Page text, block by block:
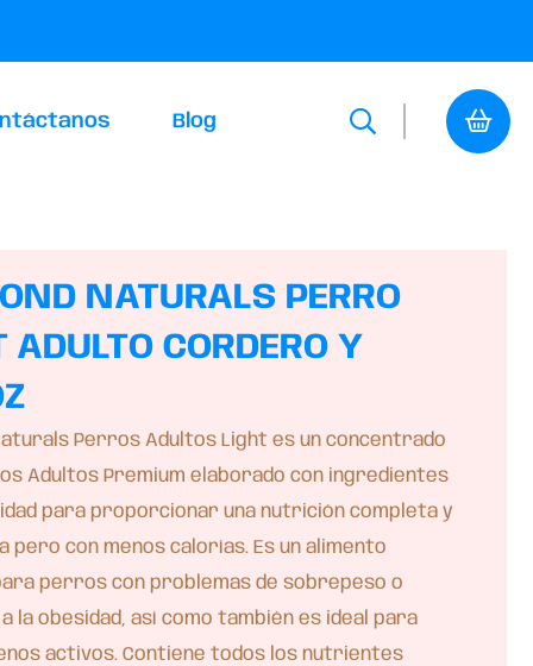
Blog
NATURALS PERRO
ADULTO CORDERO Y
Perros Adultos Light es un concentrado
Adultos Premium elaborado con ingredientes
para proporcionar una nutrición completa y
pero con menos calorías. Es un alimento
perros con problemas de sobrepeso o
la obesidad, así como también es ideal para
activos. Contiene todos los nutrientes